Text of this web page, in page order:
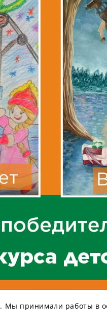
. Мы принимали работы в